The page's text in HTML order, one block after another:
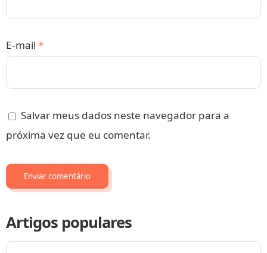
E-mail *
Salvar meus dados neste navegador para a
próxima vez que eu comentar.
Artigos populares